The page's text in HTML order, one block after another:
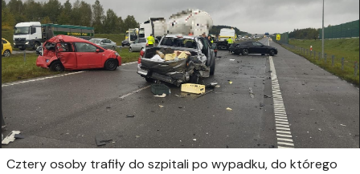
Cztery osoby trafiły do szpitali po wypadku, do którego